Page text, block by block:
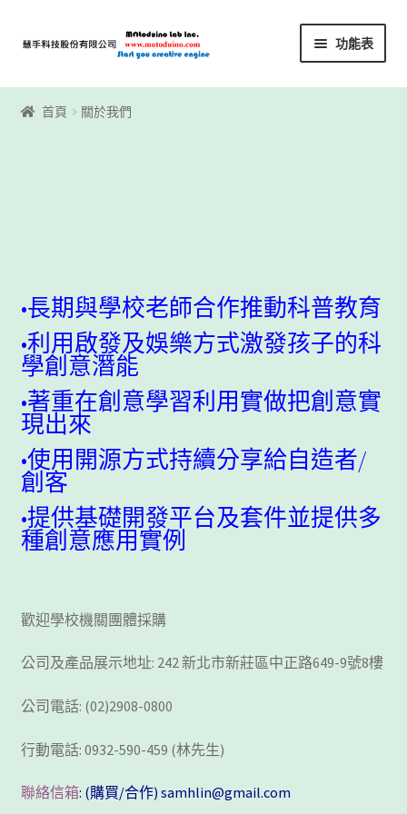
覽
容
功能表
首頁
下載區1
商店
客製工程
我的帳號
範例頁面
網誌
聯絡我們
課程教學
購物車
首頁 關於我們
•長期與學校老師合作推動科普教育
•利用啟發及娛樂方式激發孩子的科
學創意潛能
•著重在創意學習利用實做把創意實
現出來
•使用開源方式持續分享給自造者/
創客
•提供基礎開發平台及套件並提供多
種創意應用實例
歡迎學校機關團體採購
公司及產品展示地址: 242 新北市新莊區中正路649-9號8樓
公司電話: (02)2908-0800
行動電話: 0932-590-459 (林先生)
聯絡信箱: (購買/合作) samhlin@gmail.com